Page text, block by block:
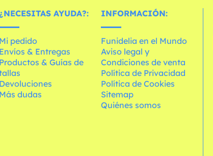
AYUDA?:
Mi pedido
Envíos & Entregas
Productos & Guías de
Devoluciones
Más dudas
INFORMACIÓN:
Funidelia en el Mundo
Aviso legal y
Condiciones de venta
Política de Privacidad
Política de Cookies
Sitemap
Quiénes somos